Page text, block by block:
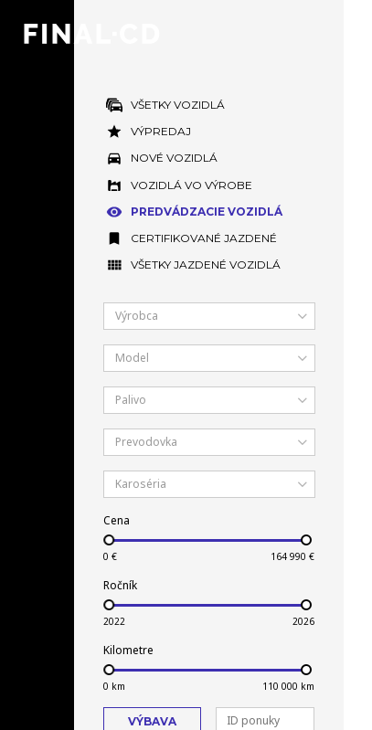
VŠETKY VOZIDLÁ
VÝPREDAJ
NOVÉ VOZIDLÁ
VOZIDLÁ VO VÝROBE
PREDVÁDZACIE VOZIDLÁ
CERTIFIKOVANÉ JAZDENÉ
VŠETKY JAZDENÉ VOZIDLÁ
Výrobca
Model
Palivo
Prevodovka
Karoséria
Cena
Ročník
Kilometre
VÝBAVA